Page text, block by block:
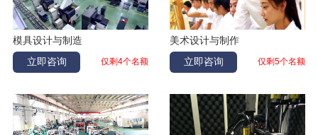
模具设计与制造
立即咨询
仅剩4个名额
美术设计与制作
立即咨询
仅剩5个名额
付量 汽修 吉林白城
卢天一 计算机应用 吉林长春
刘伟
李学通
康悦 幼儿教育 辽宁丹东
张庆辉 数控加工 黑龙江齐齐哈尔